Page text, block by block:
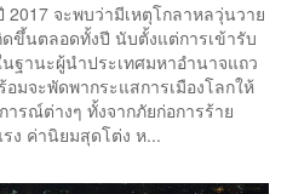
จะพบว่ามีเหตุโกลาหลวุ่นวาย
ขึ้นตลอดทั้งปี นับตั้งแต่การเข้ารับ
ฐานะผู้นำประเทศมหาอำนาจแถว
มจะพัดพากระแสการเมืองโลกให้
รณ์ต่างๆ ทั้งจากภัยก่อการร้าย
ง ค่านิยมสุดโต่ง ห...